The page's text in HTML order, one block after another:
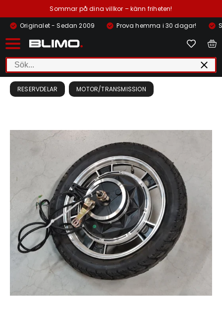
Sommar på dina villkor – känn friheten!
Originalet - Sedan 2009
Prova hemma i 30 dagar!
RESERVDELAR MOTOR/TRANSMISSION